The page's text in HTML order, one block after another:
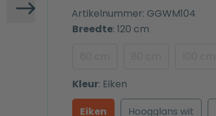
VolgendeArtikelnummer: GGWM104
Breedte: 120 cm
Kleur: Eiken
Eiken
Hoogglans wit